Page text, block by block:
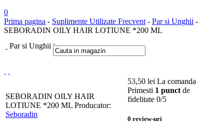
0
Prima pagina - Suplimente Utilizate Frecvent - Par si Unghii -
SEBORADIN OILY HAIR LOTIUNE *200 ML
Par si Unghii
SEBORADIN OILY HAIR
LOTIUNE *200 ML Producator:
Seboradin
53,50 lei La comanda
Primesti 1 punct de
fidelitate 0/5
0 review-uri